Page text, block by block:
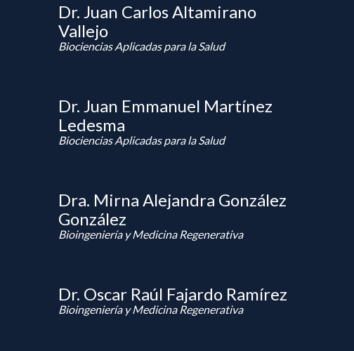
Dr. Juan Carlos Altamirano
Vallejo
Biociencias Aplicadas para la Salud
Dr. Juan Emmanuel Martínez
Ledesma
Biociencias Aplicadas para la Salud
Dra. Mirna Alejandra González
González
Bioingeniería y Medicina Regenerativa
Dr. Oscar Raúl Fajardo Ramírez
Bioingeniería y Medicina Regenerativa